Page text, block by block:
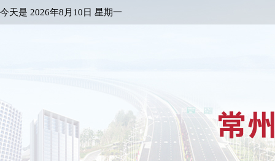
今天是 2026年8月10日 星期一